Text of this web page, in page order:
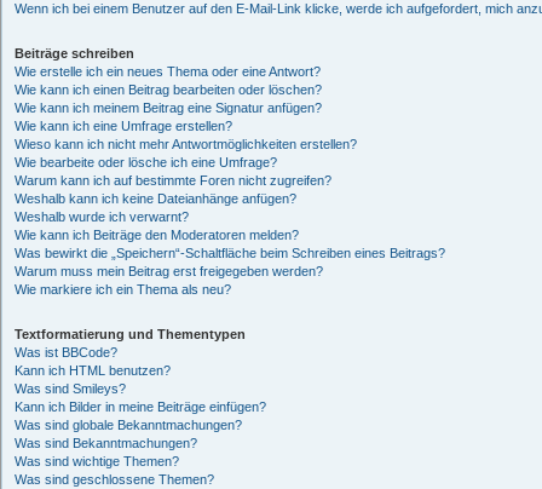
Wenn ich bei einem Benutzer auf den E-Mail-Link klicke, werde ich aufgefordert, mich
Beiträge schreiben
Wie erstelle ich ein neues Thema oder eine Antwort?
Wie kann ich einen Beitrag bearbeiten oder löschen?
Wie kann ich meinem Beitrag eine Signatur anfügen?
Wie kann ich eine Umfrage erstellen?
Wieso kann ich nicht mehr Antwortmöglichkeiten erstellen?
Wie bearbeite oder lösche ich eine Umfrage?
Warum kann ich auf bestimmte Foren nicht zugreifen?
Weshalb kann ich keine Dateianhänge anfügen?
Weshalb wurde ich verwarnt?
Wie kann ich Beiträge den Moderatoren melden?
Was bewirkt die „Speichern“-Schaltfläche beim Schreiben eines Beitrags?
Warum muss mein Beitrag erst freigegeben werden?
Wie markiere ich ein Thema als neu?
Textformatierung und Thementypen
Was ist BBCode?
Kann ich HTML benutzen?
Was sind Smileys?
Kann ich Bilder in meine Beiträge einfügen?
Was sind globale Bekanntmachungen?
Was sind Bekanntmachungen?
Was sind wichtige Themen?
Was sind geschlossene Themen?